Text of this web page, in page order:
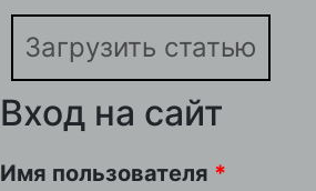
Загрузить статью
Вход на сайт
Имя пользователя *